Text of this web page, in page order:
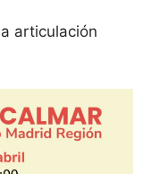
articulación